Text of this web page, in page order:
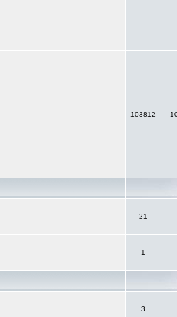
103812
21
1
3